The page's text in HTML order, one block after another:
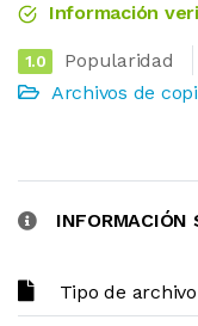
Información
1.0
Popularidad
Archivos de
INFORMACIÓN
Tipo de archivo